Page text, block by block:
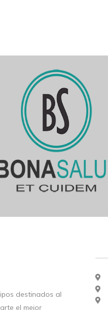
destinados al
el mejor